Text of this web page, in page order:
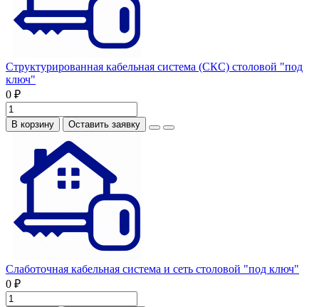
Структурированная кабельная система (СКС) столовой "под
ключ"
0 ₽
В корзину Оставить заявку
Слаботочная кабельная система и сеть столовой "под ключ"
0 ₽